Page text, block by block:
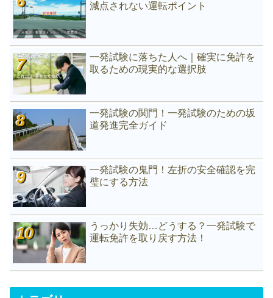
減点されない運転ポイント
一発試験に落ちた人へ｜確実に免許を
取るための現実的な選択肢
一発試験の関門！一発試験のための坂
道発進完全ガイド
一発試験の鬼門！左折の安全確認を完
璧にする方法
うっかり失効…どうする？一発試験で
運転免許を取り戻す方法！